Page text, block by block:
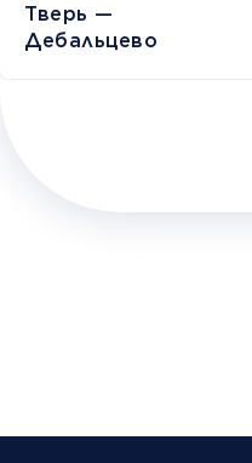
Тверь —
Дебальцево